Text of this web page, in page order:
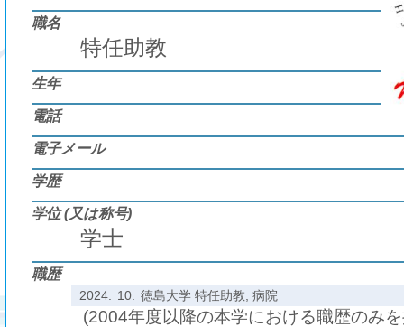
職名
特任助教
生年
電話
電子メール
学歴
学位 (又は称号)
学士
職歴
2024. 10. 徳島大学 特任助教, 病院
(2004年度以降の本学における職歴のみ